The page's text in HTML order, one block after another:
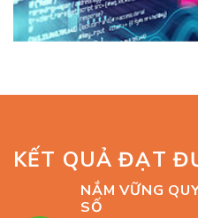
KẾT QUẢ ĐẠT
NẮM VỮNG
SỐ